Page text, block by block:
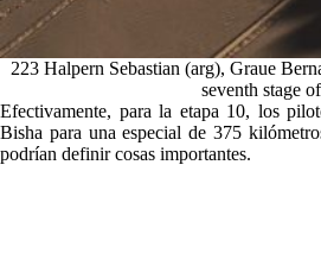
223 Halpern Sebastian (arg), Graue
seventh stage
Efectivamente, para la etapa 10, los
Bisha para una especial de 375
podrían definir cosas importantes.